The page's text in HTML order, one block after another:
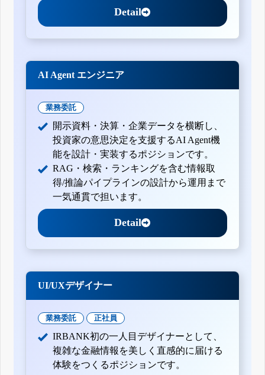
Detail
AI Agent エンジニア
業務委託
開示資料・決算・企業データを横断し、
投資家の意思決定を支援するAI Agent機
能を設計・実装するポジションです。
RAG・検索・ランキングを含む情報取
得/推論パイプラインの設計から運用まで
一気通貫で担います。
Detail
UI/UXデザイナー
業務委託 正社員
IRBANK初の一人目デザイナーとして、
複雑な金融情報を美しく直感的に届ける
体験をつくるポジションです。